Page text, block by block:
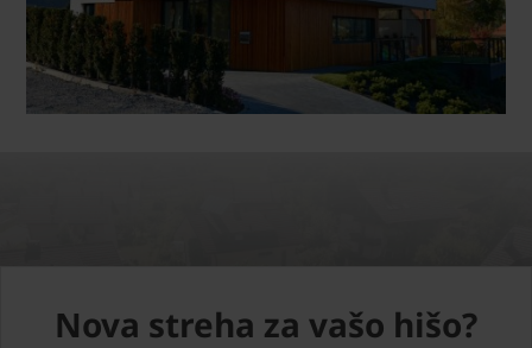
Nova streha za vašo hišo?